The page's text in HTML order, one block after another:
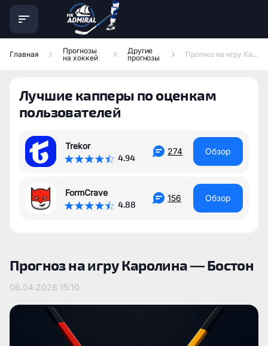
Главная
Прогнозы
на хоккей
Другие
прогнозы
Прогноз на игру Каролина — Бостон
Лучшие капперы по оценкам
пользователей
Trekor
4.94
274 Обзор
FormCrave
4.88
156 Обзор
Прогноз на игру Каролина — Бостон
06.04.2026 15:10